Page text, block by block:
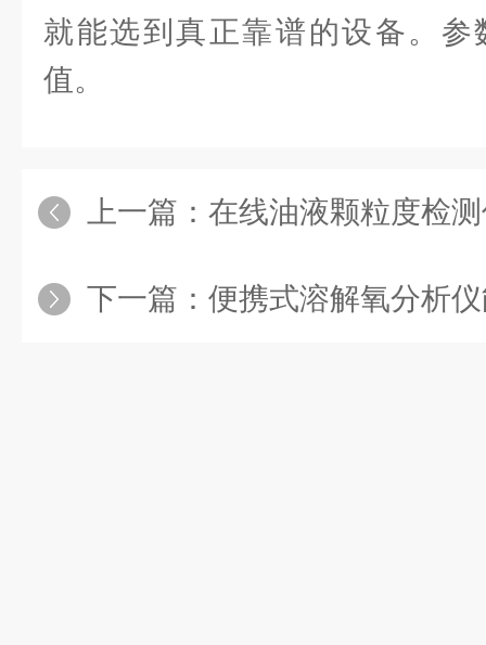
就能选到真正靠谱的设备。
值。
上一篇： 在线油液颗粒度检测仪
下一篇： 便携式溶解氧分析仪能替代实验